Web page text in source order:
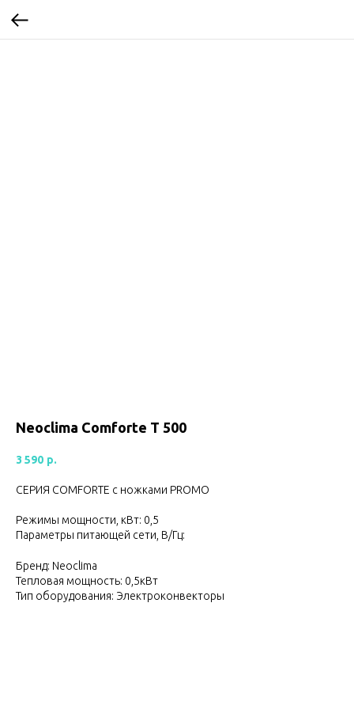
Neoclima Comforte T 500
3 590 р.
СЕРИЯ COMFORTE с ножками PROMO
Режимы мощности, кВт: 0,5
Параметры питающей сети, В/Гц:
Бренд: Neoclima
Тепловая мощность: 0,5кВт
Тип оборудования: Электроконвекторы